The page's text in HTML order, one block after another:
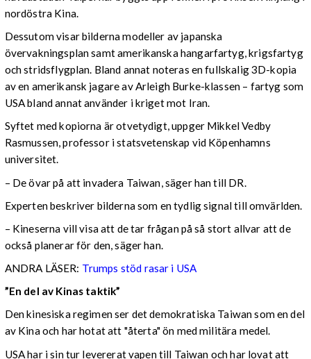
nordöstra Kina.
Dessutom visar bilderna modeller av japanska
övervakningsplan samt amerikanska hangarfartyg, krigsfartyg
och stridsflygplan. Bland annat noteras en fullskalig 3D-kopia
av en amerikansk jagare av Arleigh Burke-klassen – fartyg som
USA bland annat använder i kriget mot Iran.
Syftet med kopiorna är otvetydigt, uppger Mikkel Vedby
Rasmussen, professor i statsvetenskap vid Köpenhamns
universitet.
– De övar på att invadera Taiwan, säger han till DR.
Experten beskriver bilderna som en tydlig signal till omvärlden.
– Kineserna vill visa att de tar frågan på så stort allvar att de
också planerar för den, säger han.
ANDRA LÄSER: Trumps stöd rasar i USA
”En del av Kinas taktik”
Den kinesiska regimen ser det demokratiska Taiwan som en del
av Kina och har hotat att "återta" ön med militära medel.
USA har i sin tur levererat vapen till Taiwan och har lovat att